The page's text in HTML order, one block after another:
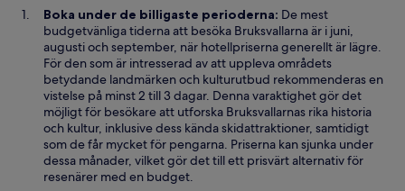
t
e
r
ö
n
s
t
e
r
n
y
t
t
f
ö
n
s
t
e
Boka under de billigaste perioderna: De mest
budgetvänliga tiderna att besöka Bruksvallarna är i juni,
augusti och september, när hotellpriserna generellt är lägre.
För den som är intresserad av att uppleva områdets
betydande landmärken och kulturutbud rekommenderas en
vistelse på minst 2 till 3 dagar. Denna varaktighet gör det
möjligt för besökare att utforska Bruksvallarnas rika historia
och kultur, inklusive dess kända skidattraktioner, samtidigt
som de får mycket för pengarna. Priserna kan sjunka under
dessa månader, vilket gör det till ett prisvärt alternativ för
resenärer med en budget.